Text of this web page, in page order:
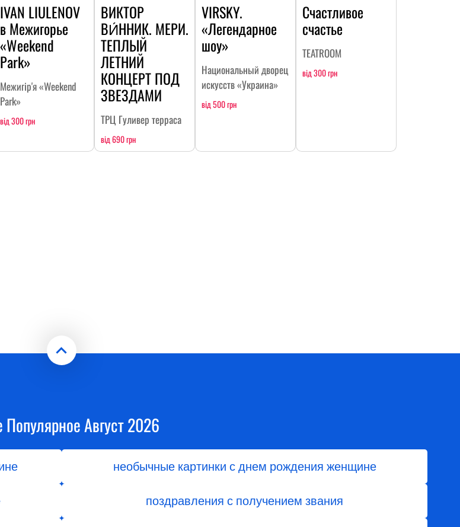
IVAN LIULENOV
в Межигорье
«Weekend
Park»
Межигір'я «Weekend
Park»
від 300 грн
ВИКТОР
ВИ́ННИК. МЕРИ.
ТЕПЛЫЙ
ЛЕТНИЙ
КОНЦЕРТ ПОД
ЗВЕЗДАМИ
ТРЦ Гуливер терраса
від 690 грн
VIRSKY.
«Легендарное
шоу»
Национальный дворец
искусств «Украина»
від 500 грн
Счастливое
счастье
TEATROOM
від 300 грн
Август 2026
необычные картинки с днем рождения женщине
поздравления с получением звания